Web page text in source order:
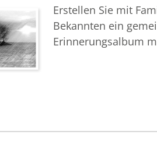
Erstellen Sie mit
Bekannten ein
Erinnerungsalbum